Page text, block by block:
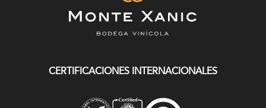
CERTIFICACIONES INTERNACIONALES